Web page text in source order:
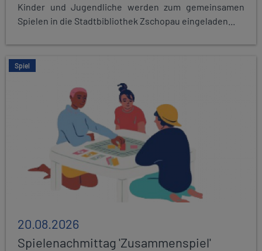
Kinder und Jugendliche werden zum gemeinsamen
Spielen in die Stadtbibliothek Zschopau eingeladen...
Spiel
20.08.2026
Spielenachmittag 'Zusammenspiel'